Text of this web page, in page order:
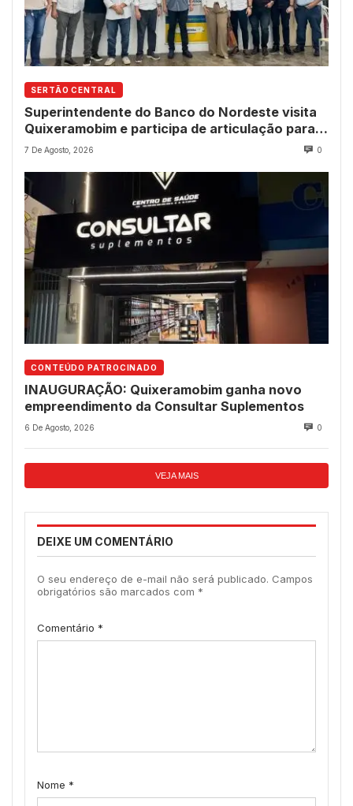
SERTÃO CENTRAL
Superintendente do Banco do Nordeste visita
Quixeramobim e participa de articulação para
avanço do futuro shopping
7 De Agosto, 2026 0
CONTEÚDO PATROCINADO
INAUGURAÇÃO: Quixeramobim ganha novo
empreendimento da Consultar Suplementos
6 De Agosto, 2026 0
VEJA MAIS
DEIXE UM COMENTÁRIO
O seu endereço de e-mail não será publicado. Campos
obrigatórios são marcados com *
Comentário *
Nome *